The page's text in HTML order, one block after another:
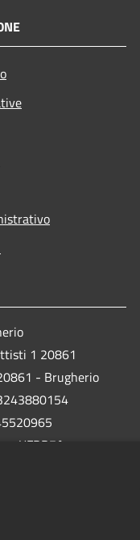
1 20861
- Brugherio
UFDB7A